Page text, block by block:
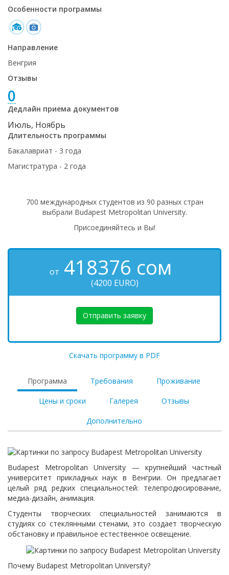
Особенности программы
Направление
Венгрия
Отзывы
0
Дедлайн приема документов
Июль, Ноябрь
Длительность программы
Бакалавриат - 3 года
Магистратура - 2 года
700 международных студентов из 90 разных стран
выбрали Budapest Metropolitan University.
Присоединяйтесь и Вы!
от 418376 сом
(4200 EURO)
Отправить заявку
Скачать программу в PDF
Программа Требования Проживание
Цены и сроки Галерея Отзывы
Дополнительно
Budapest Metropolitan University — крупнейший частный
университет прикладных наук в Венгрии. Он предлагает
целый ряд редких специальностей: телепродюсирование,
медиа-дизайн, анимация.
Студенты творческих специальностей занимаются в
студиях со стеклянными стенами, это создает творческую
обстановку и правильное естественное освещение.
Почему Budapest Metropolitan University?